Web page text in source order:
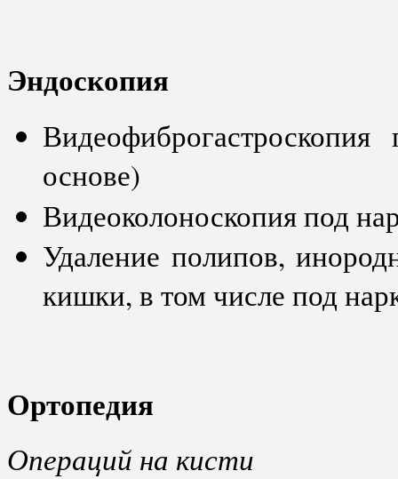
Эндоскопия
основе)
Видеоколоноскопия под
Удаление полипов,
кишки, в том числе под
Ортопедия
Операций на кисти